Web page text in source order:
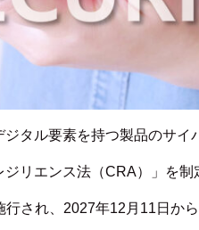
ジタル要素を持つ製品のサ
リエンス法（CRA）」を制
され、2027年12月11日か